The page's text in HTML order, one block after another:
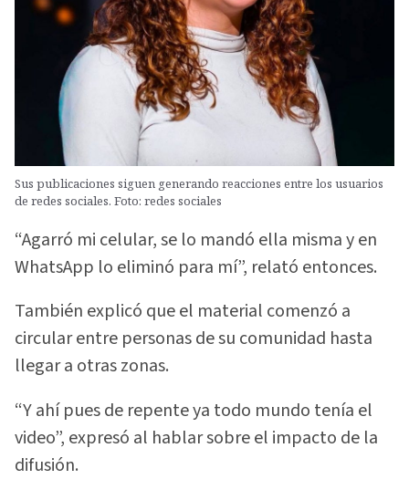
Sus publicaciones siguen generando reacciones entre los usuarios
de redes sociales. Foto: redes sociales
“Agarró mi celular, se lo mandó ella misma y en
WhatsApp lo eliminó para mí”, relató entonces.
También explicó que el material comenzó a
circular entre personas de su comunidad hasta
llegar a otras zonas.
“Y ahí pues de repente ya todo mundo tenía el
video”, expresó al hablar sobre el impacto de la
difusión.